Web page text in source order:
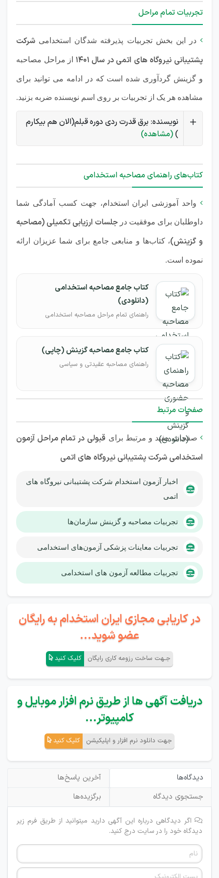
تجربیات تمام مراحل
 در این بخش تجربیات پذیرفته شدگان استخدامی شرکت
پشتیبانی نیروگاه های اتمی در سال 1401
از مراحل مصاحبه
و گزینش گردآوری شده است که در ادامه می توانید برای
مشاهده هر یک از تجربیات بر روی اسم نویسنده ضربه بزنید.
نویسنده: برق قدرت ردی دوره قبلم(الان هم بیکارم
) (مشاهده)
کتاب‌های راهنمای مصاحبه استخدامی
 واحد آموزشی ایران استخدام، جهت کسب آمادگی شما
داوطلبان برای موفقیت در جلسات ارزیابی تکمیلی (مصاحبه
و گزینش)، کتاب‌ها و منابعی جامع برای شما عزیزان ارائه
نموده است.
کتاب جامع مصاحبه استخدامی
(دانلودی)
راهنمای تمام مراحل مصاحبه استخدامی
کتاب جامع مصاحبه گزینش (چاپی)
راهنمای مصاحبه عقیدتی و سیاسی
صفحات مرتبط
 صفحات مفید و مرتبط برای قبولی در تمام مراحل آزمون
استخدامی شرکت پشتیبانی نیروگاه های اتمی
اخبار آزمون استخدام شرکت پشتیبانی نیروگاه های
اتمی
تجربیات مصاحبه و گزینش سازمان‌ها
تجربیات معاینات پزشکی آزمون‌های استخدامی
تجربیات مطالعه آزمون های استخدامی
در کاریابی مجازی ایران استخدام به رایگان
عضو شوید...
جـهت ساخت رزومه کاری رایگان کلیک کنید
دریافت آگهی ها از طریق نرم افزار موبایل و
کامپیوتر...
جهت دانلود نرم افزار و اپلیکیشن کلیک کنید
دیدگاه‌ها
آخرین پاسخ‌ها
جستجوی دیدگاه
برگزیده‌ها
اگر دیدگاهی درباره این آگهی دارید میتوانید از طریق فرم زیر
دیدگاه خود را در سایت درج کنید.